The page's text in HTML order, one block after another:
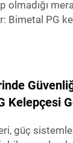
olmadığı
Bimetal PG
Kelepçesi
güç